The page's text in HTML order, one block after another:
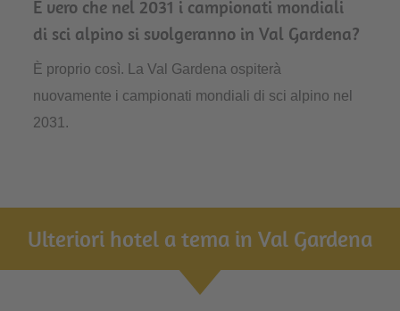
È vero che nel 2031 i campionati mondiali
di sci alpino si svolgeranno in Val Gardena?
È proprio così. La Val Gardena ospiterà
nuovamente i campionati mondiali di sci alpino nel
2031.
Ulteriori hotel a tema in Val Gardena